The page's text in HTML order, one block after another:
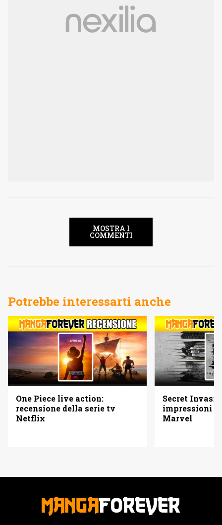
MOSTRA I
COMMENTI
Potrebbe interessarti anche
One Piece live action:
recensione della serie tv
Netflix
Secret
impressioni
Marvel